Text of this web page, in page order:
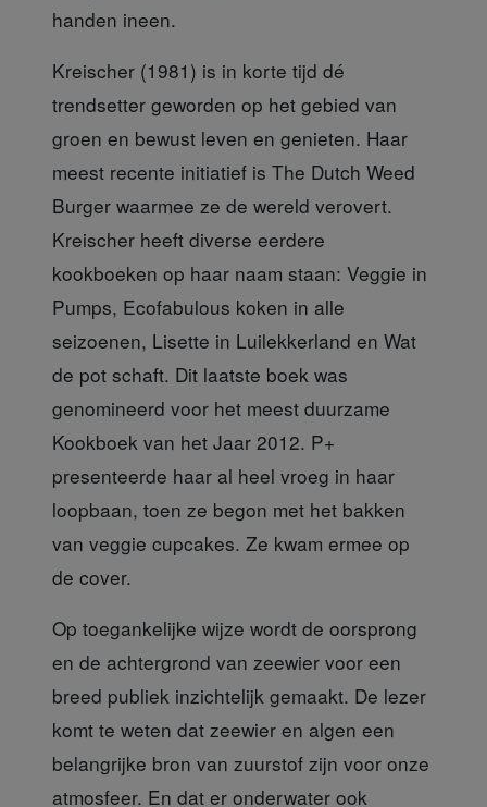
handen ineen.
Kreischer (1981) is in korte tijd dé
trendsetter geworden op het gebied van
groen en bewust leven en genieten. Haar
meest recente initiatief is The Dutch Weed
Burger waarmee ze de wereld verovert.
Kreischer heeft diverse eerdere
kookboeken op haar naam staan: Veggie in
Pumps, Ecofabulous koken in alle
seizoenen, Lisette in Luilekkerland en Wat
de pot schaft. Dit laatste boek was
genomineerd voor het meest duurzame
Kookboek van het Jaar 2012. P+
presenteerde haar al heel vroeg in haar
loopbaan, toen ze begon met het bakken
van veggie cupcakes. Ze kwam ermee op
de cover.
Op toegankelijke wijze wordt de oorsprong
en de achtergrond van zeewier voor een
breed publiek inzichtelijk gemaakt. De lezer
komt te weten dat zeewier en algen een
belangrijke bron van zuurstof zijn voor onze
atmosfeer. En dat er onderwater ook